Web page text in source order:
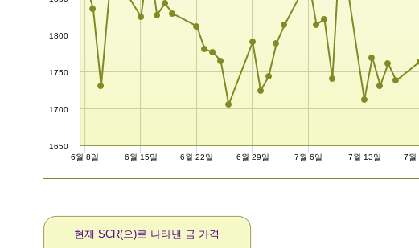
1650
1700
1750
1800
6월 8일 6월 15일 6월 22일 6월 29일 7월 6일 7월 13일 7월
현재 SCR(으)로 나타낸 금 가격